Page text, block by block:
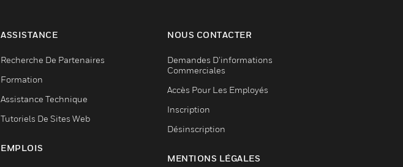
ASSISTANCE
Recherche De Partenaires
Formation
Assistance Technique
Tutoriels De Sites Web
EMPLOIS
NOUS CONTACTER
Demandes D’informations
Commerciales
Accès Pour Les Employés
Inscription
Désinscription
MENTIONS LÉGALES